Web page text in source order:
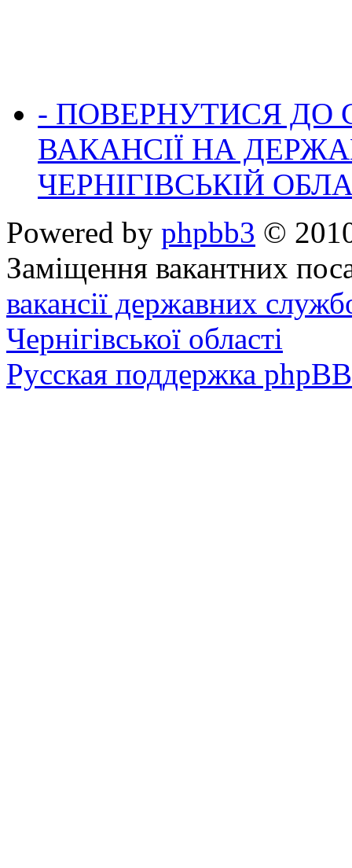
- ПОВЕРНУТИСЯ ДО
ВАКАНСІЇ НА
ЧЕРНІГІВСЬКІЙ
Powered by phpbb3 ©
Заміщення вакантних
вакансії державних
Чернігівської області
Русская поддержка phpBB